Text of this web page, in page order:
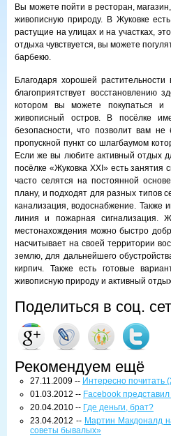
Вы можете пойти в ресторан,
живописную природу. В Жуковке
растущие на улицах и на участках,
отдыха чувствуется, вы можете
барбекю.
Благодаря хорошей
благоприятствует восстановлению
котором вы можете покупаться и
живописный остров. В посёлке
безопасности, что позволит вам не
пропускной пункт со шлагбаумом
Если же вы любите активный отдых
посёлке «Жуковка XXI» есть занятия
часто селятся на постоянной
плану, и подходят для разных типов
канализация, водоснабжение. Также
линия и пожарная сигнализация.
местонахождения можно быстро
насчитывает на своей территории
землю, для дальнейшего
кирпич. Также есть готовые
живописную природу и активный
Поделиться в соц.
Рекомендуем ещё
27.11.2009 -- Интересно почитать
01.03.2012 -- Facebook
20.04.2010 -- Где деньги, брат?
23.04.2012 -- Мартин Макдоналд
советы бывалых»